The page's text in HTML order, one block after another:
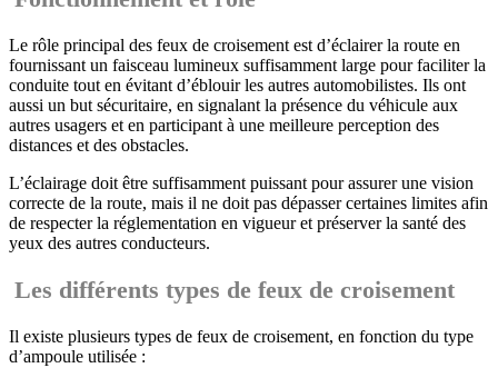
Le rôle principal des feux de croisement est d’éclairer la route en
fournissant un faisceau lumineux suffisamment large pour faciliter la
conduite tout en évitant d’éblouir les autres automobilistes. Ils ont
aussi un but sécuritaire, en signalant la présence du véhicule aux
autres usagers et en participant à une meilleure perception des
distances et des obstacles.
L’éclairage doit être suffisamment puissant pour assurer une vision
correcte de la route, mais il ne doit pas dépasser certaines limites afin
de respecter la réglementation en vigueur et préserver la santé des
yeux des autres conducteurs.
Les différents types de feux de croisement
Il existe plusieurs types de feux de croisement, en fonction du type
d’ampoule utilisée :